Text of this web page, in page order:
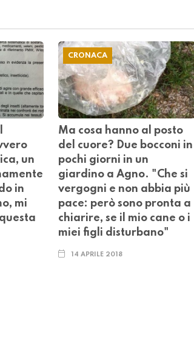
un
in
mi
CRONACA
Ma cosa hanno al posto
del cuore? Due bocconi in
pochi giorni in un
giardino a Agno. "Che si
vergogni e non abbia più
pace: però sono pronta a
chiarire, se il mio cane o i
miei figli disturbano"
14 APRILE 2018